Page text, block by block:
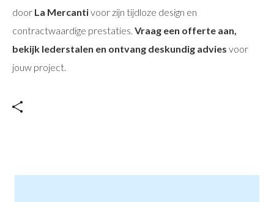
door La Mercantivoor zijn tijdloze design en
contractwaardige prestaties. Vraag een offerte aan,
bekijk lederstalen en ontvang deskundig advies voor
jouw project.